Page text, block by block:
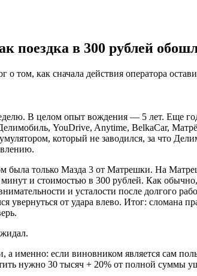
в 300 рублей
как сначала действия оператора
В целом опыт вождения — 5 лет. Еще
YouDrive, Anytime, BelkaCar,
который не заводился, за что
только Мазда 3 от Матрешки. На
и стоимостью в 300 рублей. Как
и усталости после долгого
увернуться от удара влево. Итог: сломана
если виновником является сам
нужно 30 тысяч + 20% от полной суммы